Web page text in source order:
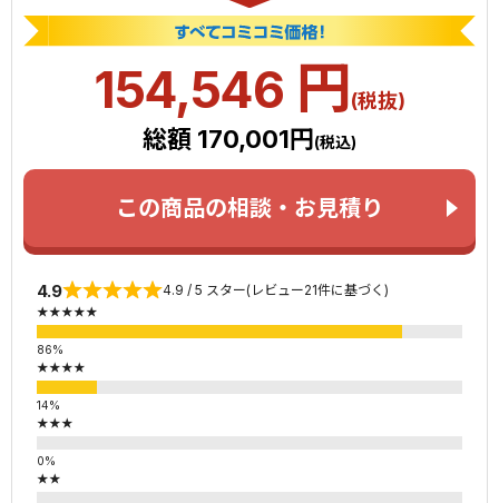
154,546 円(税抜)
総額 170,001円 (税込)
この商品の相談・お見積り
4.9 4.9 / 5 スター(レビュー21件に基づく)
★★★★★
★★★★
★★★
★★